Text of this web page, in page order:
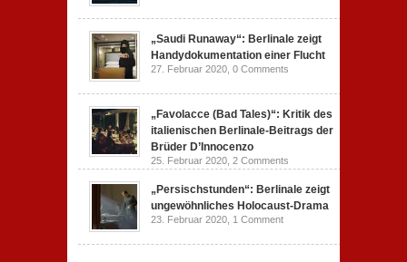
„Saudi Runaway“: Berlinale zeigt
Handydokumentation einer Flucht
27. Februar 2020, 0 Comments
„Favolacce (Bad Tales)“: Kritik des
italienischen Berlinale-Beitrags der
Brüder D’Innocenzo
25. Februar 2020, 2 Comments
„Persischstunden“: Berlinale zeigt
ungewöhnliches Holocaust-Drama
23. Februar 2020, 1 Comment